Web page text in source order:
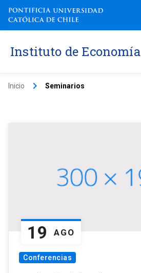
Instituto de Economía
Inicio keyboard_arrow_right Seminarios
19 AGO
Conferencias